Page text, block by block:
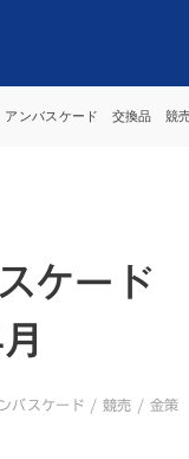
ンバスケード 交換品 競
ケード
バスケード / 競売 / 金策